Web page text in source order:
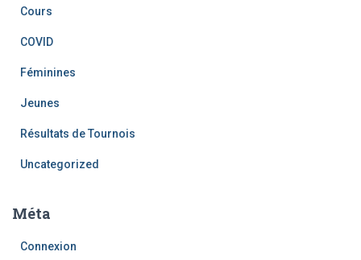
Cours
COVID
Féminines
Jeunes
Résultats de Tournois
Uncategorized
Méta
Connexion